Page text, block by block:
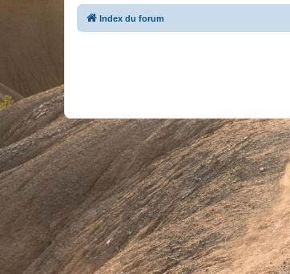
Index du forum